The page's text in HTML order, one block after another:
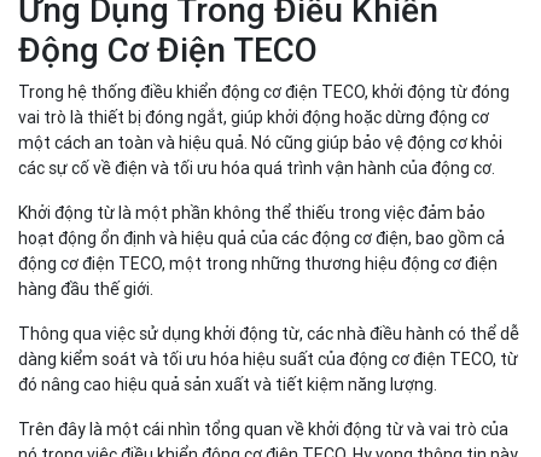
Ứng Dụng Trong Điều Khiển
Động Cơ Điện TECO
Trong hệ thống điều khiển động cơ điện TECO, khởi động từ đóng
vai trò là thiết bị đóng ngắt, giúp khởi động hoặc dừng động cơ
một cách an toàn và hiệu quả. Nó cũng giúp bảo vệ động cơ khỏi
các sự cố về điện và tối ưu hóa quá trình vận hành của động cơ.
Khởi động từ là một phần không thể thiếu trong việc đảm bảo
hoạt động ổn định và hiệu quả của các động cơ điện, bao gồm cả
động cơ điện TECO, một trong những thương hiệu động cơ điện
hàng đầu thế giới.
Thông qua việc sử dụng khởi động từ, các nhà điều hành có thể dễ
dàng kiểm soát và tối ưu hóa hiệu suất của động cơ điện TECO, từ
đó nâng cao hiệu quả sản xuất và tiết kiệm năng lượng.
Trên đây là một cái nhìn tổng quan về khởi động từ và vai trò của